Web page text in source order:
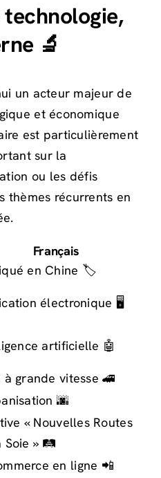
technologie,
🔬
un acteur majeur de
et économique
est particulièrement
sur la
ou les défis
thèmes récurrents en
Français
en Chine 🏷️
électronique 🖥️
artificielle 🤖
à grande vitesse 🚄
🌆
« Nouvelles Routes
Soie » 🛤️
en ligne 📲